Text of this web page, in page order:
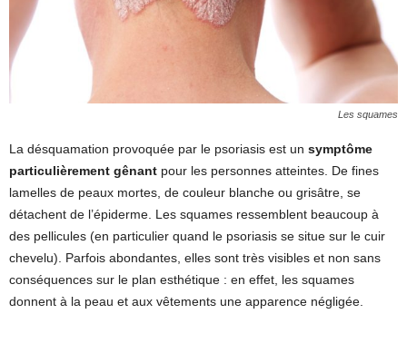
Les squames
La désquamation provoquée par le psoriasis est un symptôme
particulièrement gênant pour les personnes atteintes. De fines
lamelles de peaux mortes, de couleur blanche ou grisâtre, se
détachent de l’épiderme. Les squames ressemblent beaucoup à
des pellicules (en particulier quand le psoriasis se situe sur le cuir
chevelu). Parfois abondantes, elles sont très visibles et non sans
conséquences sur le plan esthétique : en effet, les squames
donnent à la peau et aux vêtements une apparence négligée.